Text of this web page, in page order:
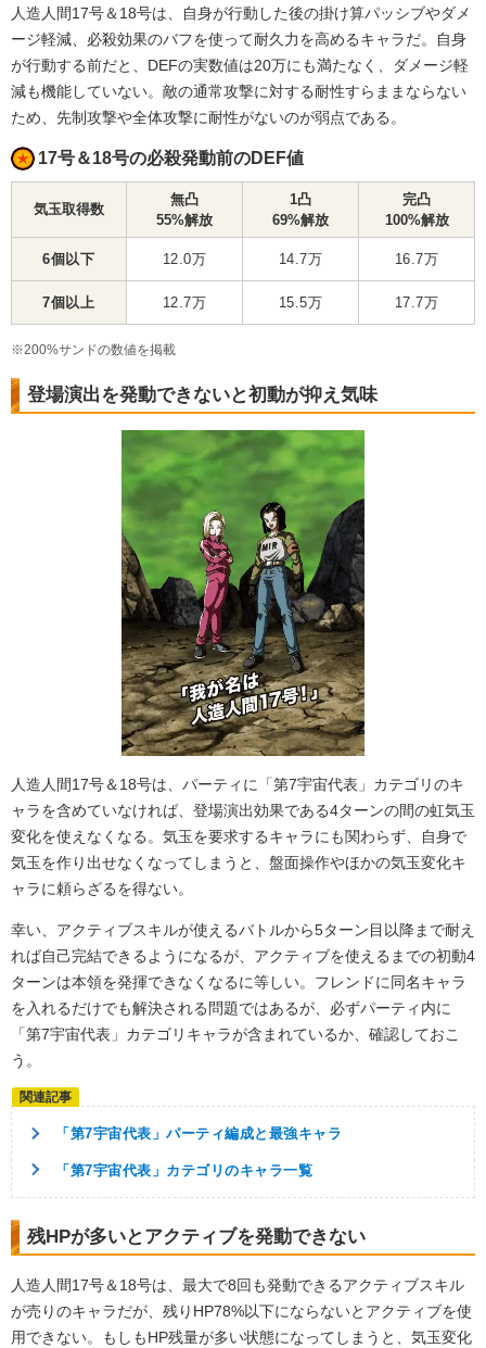
人造人間17号＆18号は、自身が行動した後の掛け算パッシブやダメ
ージ軽減、必殺効果のバフを使って耐久力を高めるキャラだ。自身
が行動する前だと、DEFの実数値は20万にも満たなく、ダメージ軽
減も機能していない。敵の通常攻撃に対する耐性すらままならない
ため、先制攻撃や全体攻撃に耐性がないのが弱点である。
17号＆18号の必殺発動前のDEF値
気玉取得数
無凸
55%解放
1凸
69%解放
完凸
100%解放
6個以下 12.0万 14.7万 16.7万
7個以上 12.7万 15.5万 17.7万
※200%サンドの数値を掲載
登場演出を発動できないと初動が抑え気味
人造人間17号＆18号は、パーティに「第7宇宙代表」カテゴリのキ
ャラを含めていなければ、登場演出効果である4ターンの間の虹気玉
変化を使えなくなる。気玉を要求するキャラにも関わらず、自身で
気玉を作り出せなくなってしまうと、盤面操作やほかの気玉変化キ
ャラに頼らざるを得ない。
幸い、アクティブスキルが使えるバトルから5ターン目以降まで耐え
れば自己完結できるようになるが、アクティブを使えるまでの初動4
ターンは本領を発揮できなくなるに等しい。フレンドに同名キャラ
を入れるだけでも解決される問題ではあるが、必ずパーティ内に
「第7宇宙代表」カテゴリキャラが含まれているか、確認しておこ
う。
「第7宇宙代表」パーティ編成と最強キャラ
「第7宇宙代表」カテゴリのキャラ一覧
残HPが多いとアクティブを発動できない
人造人間17号＆18号は、最大で8回も発動できるアクティブスキル
が売りのキャラだが、残りHP78%以下にならないとアクティブを使
用できない。もしもHP残量が多い状態になってしまうと、気玉変化